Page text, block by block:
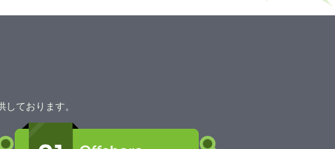
ております。